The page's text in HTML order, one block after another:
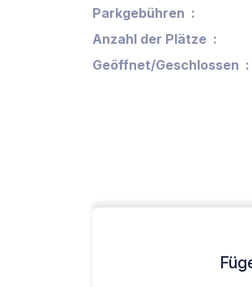
Parkgebühren
Anzahl der Plätze
Geöffnet/Geschlossen